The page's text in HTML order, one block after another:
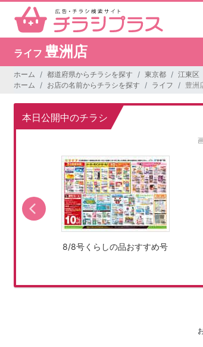
ライフ 豊洲店
ホーム 都道府県からチラシを探す 東京都 江東区
ホーム
お店の名前からチラシを探す ライフ 豊洲
本日公開中のチラシ
8/8号くらしの品おすすめ号